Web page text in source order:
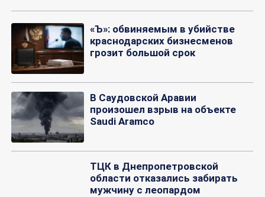
«Ъ»: обвиняемым в убийстве
краснодарских бизнесменов
грозит большой срок
В Саудовской Аравии
произошел взрыв на объекте
Saudi Aramco
ТЦК в Днепропетровской
области отказались забирать
мужчину с леопардом